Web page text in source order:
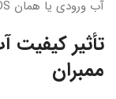
آب ورودی یا همان TDS.
تأثیر کیفیت
ممبران